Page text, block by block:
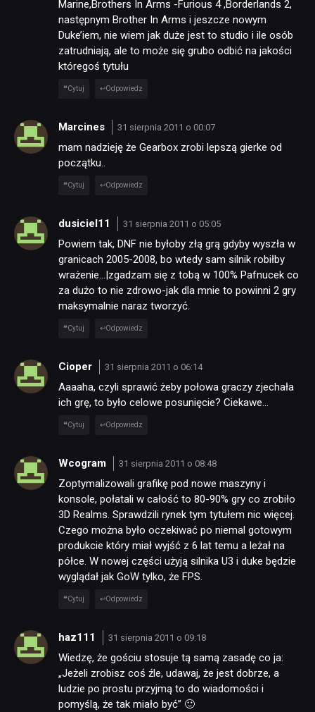
Marine,Brothers In Arms -Furious 4 ,Borderlands 2,
następnym Brother In Arms i jeszcze nowym
Duke’iem, nie wiem jak duże jest to studio i ile osób
zatrudniają, ale to może się grubo odbić na jakości
któregoś tytułu
Cytuj Odpowiedz
Marcines 31 sierpnia 2011 o 00:07
mam nadzieję że Gearbox zrobi lepszą gierke od
początku..
Cytuj Odpowiedz
dusiciel11 31 sierpnia 2011 o 05:05
Powiem tak, DNF nie byłoby złą grą gdyby wyszła w
granicach 2005-2008, bo wtedy sam silnik robiłby
wrażenie…|zgadzam się z tobą w 100% Pafnucek co
za dużo to nie zdrowo-jak dla mnie to powinni 2 gry
maksymalnie naraz tworzyć.
Cytuj Odpowiedz
Cioper 31 sierpnia 2011 o 06:14
Aaaaha, czyli sprawić żeby połowa graczy zjechała
ich grę, to było celowe posunięcie? Ciekawe…
Cytuj Odpowiedz
Wcogram 31 sierpnia 2011 o 08:48
Zoptymalizowali grafikę pod nowe maszyny i
konsole, połatali w całość to 80-90% gry co zrobiło
3D Realms. Sprawdzili rynek tym tytułem nic więcej.
Czego można było oczekiwać po niemal gotowym
produkcie który miał wyjść z 6 lat temu a leżał na
półce. W nowej części użyją silnika U3 i duke będzie
wyglądał jak GoW tylko, że FPS.
Cytuj Odpowiedz
haz111 31 sierpnia 2011 o 09:18
Wiedzę, że gościu stosuje tą samą zasadę co ja:
„Jeżeli zrobisz coś źle, udawaj, że jest dobrze, a
ludzie po prostu przyjmą to do wiadomości i
pomyślą, że tak miało być” 🙂